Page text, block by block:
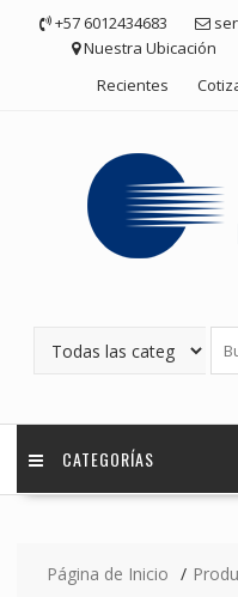
contenido
+57 6012434683
Nuestra Ubicación
Recientes
CATEGORÍAS
Página de Inicio